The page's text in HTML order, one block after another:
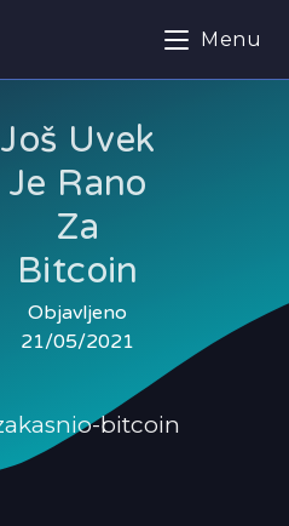
Menu
Još Uvek
Je Rano
Za
Bitcoin
Objavljeno
21/05/2021